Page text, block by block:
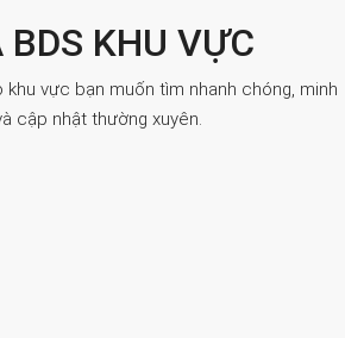
KHU VỰC
vực bạn muốn tìm nhanh chóng, minh
cập nhật thường xuyên.